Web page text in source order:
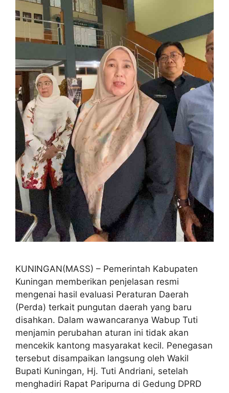
KUNINGAN(MASS) – Pemerintah Kabupaten
Kuningan memberikan penjelasan resmi
mengenai hasil evaluasi Peraturan Daerah
(Perda) terkait pungutan daerah yang baru
disahkan. Dalam wawancaranya Wabup Tuti
menjamin perubahan aturan ini tidak akan
mencekik kantong masyarakat kecil. Penegasan
tersebut disampaikan langsung oleh Wakil
Bupati Kuningan, Hj. Tuti Andriani, setelah
menghadiri Rapat Paripurna di Gedung DPRD